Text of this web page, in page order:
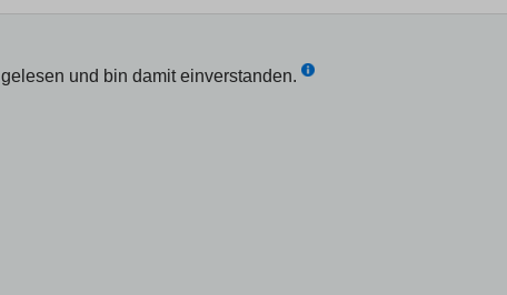
gelesen und bin damit einverstanden.